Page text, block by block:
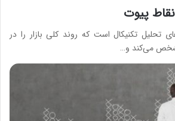
پیوت
تحلیل تکنیکال است که روند کلی بازار را در
می‌کند و…